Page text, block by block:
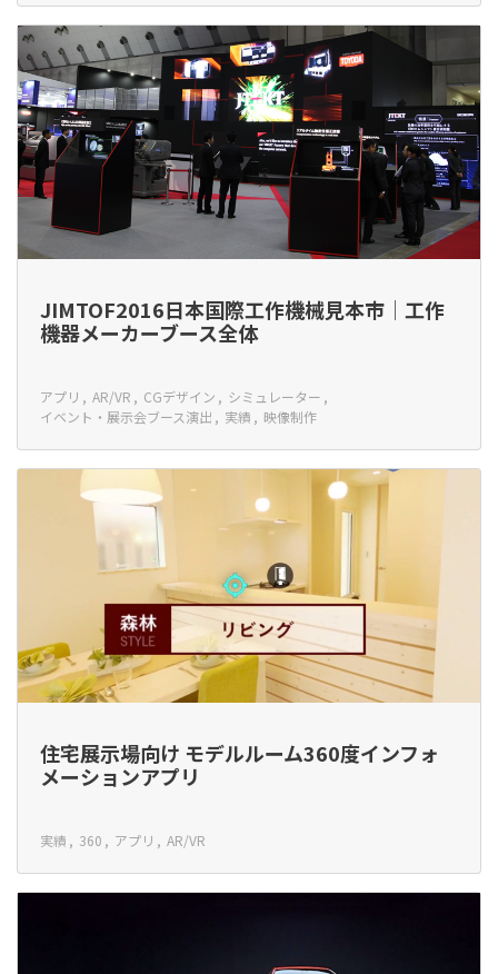
JIMTOF2016日本国際工作機械見本市│工作
機器メーカーブース全体
アプリ AR/VR CGデザイン
シミュレーター
イベント・展示会ブース演出
実績 映像制作
住宅展示場向け モデルルーム360度インフォ
メーションアプリ
実績 360 アプリ AR/VR